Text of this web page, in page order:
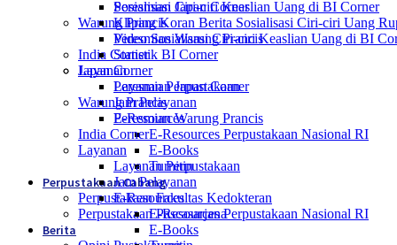
Peresmian Japan Corner
Warung Prancis
Peresmian Warung Prancis
India Corner
Layanan
Layanan Perpustakaan
Jam Pelayanan
E-Resources
E-Resources Perpustakaan Nasional RI
E-Books
Turnitin
Perpustakaan Cabang
Perpustakaan Fakultas Kedokteran
Perpustakaan Pascasarjana
Berita
Sosialisasi Ciri-ciri Keaslian Uang di BI Corner
Kliping Koran Berita Sosialisasi Ciri-ciri Uang
Video Sosialisasi Ciri-ciri Keaslian Uang di BI
Statistik BI Corner
Japan Corner
Peresmian Japan Corner
Warung Prancis
Peresmian Warung Prancis
India Corner
Layanan
Layanan Perpustakaan
Jam Pelayanan
E-Resources
E-Resources Perpustakaan Nasional RI
E-Books